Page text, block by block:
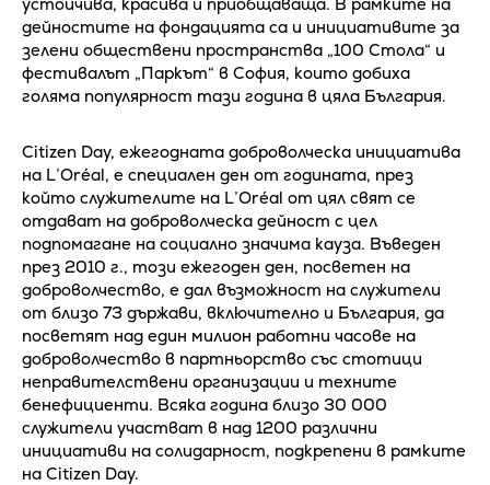
дейностите на фондацията са и инициативите за
зелени обществени пространства „100 Стола“ и
фестивалът „Паркът“ в София, които добиха
голяма популярност тази година в цяла България.
Citizen Day, ежегодната доброволческа инициатива
на L’Oréal, е специален ден от годината, през
който служителите на L’Oréal от цял свят се
отдават на доброволческа дейност с цел
подпомагане на социално значима кауза. Въведен
през 2010 г., този ежегоден ден, посветен на
доброволчество, е дал възможност на служители
от близо 73 държави, включително и България, да
посветят над един милион работни часове на
доброволчество в партньорство със стотици
неправителствени организации и техните
бенефициенти. Всяка година близо 30 000
служители участват в над 1200 различни
инициативи на солидарност, подкрепени в рамките
на Citizen Day.